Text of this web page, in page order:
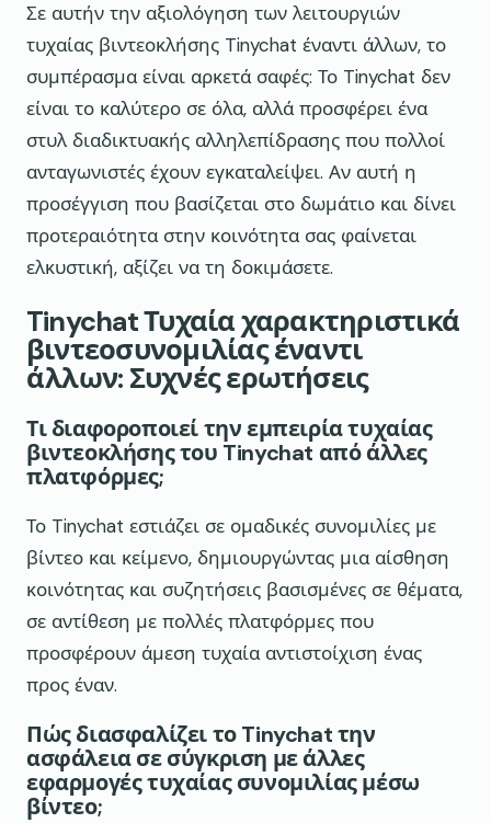
Σε αυτήν την αξιολόγηση των λειτουργιών
τυχαίας βιντεοκλήσης Tinychat έναντι άλλων, το
συμπέρασμα είναι αρκετά σαφές: Το Tinychat δεν
είναι το καλύτερο σε όλα, αλλά προσφέρει ένα
στυλ διαδικτυακής αλληλεπίδρασης που πολλοί
ανταγωνιστές έχουν εγκαταλείψει. Αν αυτή η
προσέγγιση που βασίζεται στο δωμάτιο και δίνει
προτεραιότητα στην κοινότητα σας φαίνεται
ελκυστική, αξίζει να τη δοκιμάσετε.
Tinychat Τυχαία χαρακτηριστικά
βιντεοσυνομιλίας έναντι
άλλων: Συχνές ερωτήσεις
Τι διαφοροποιεί την εμπειρία τυχαίας
βιντεοκλήσης του Tinychat από άλλες
πλατφόρμες;
Το Tinychat εστιάζει σε ομαδικές συνομιλίες με
βίντεο και κείμενο, δημιουργώντας μια αίσθηση
κοινότητας και συζητήσεις βασισμένες σε θέματα,
σε αντίθεση με πολλές πλατφόρμες που
προσφέρουν άμεση τυχαία αντιστοίχιση ένας
προς έναν.
Πώς διασφαλίζει το Tinychat την
ασφάλεια σε σύγκριση με άλλες
εφαρμογές τυχαίας συνομιλίας μέσω
βίντεο;